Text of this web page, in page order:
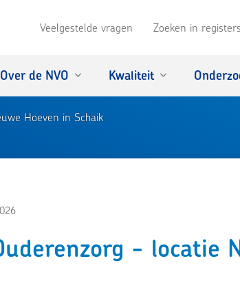
Veelgestelde vragen Zoeken in registers
Over de NVO Kwaliteit
Hoeven in Schaik
- locatie